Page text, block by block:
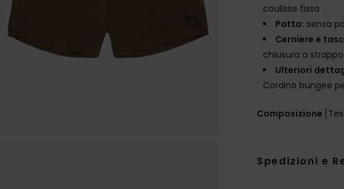
coulisse fissa
Patta: senza
Cerniere e
chiusura a strappo
Ulteriori
Cordino bungee
Composizione
Spedizioni e